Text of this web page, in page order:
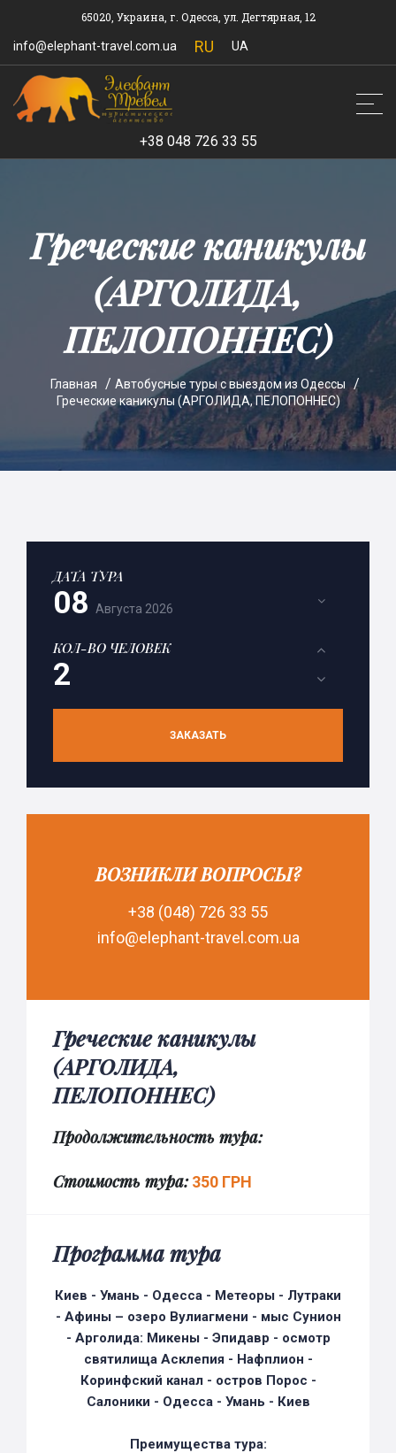
65020, Украина, г. Одесса, ул. Дегтярная, 12
info@elephant-travel.com.ua RU UA
+38 048 726 33 55
Греческие каникулы
(АРГОЛИДА,
ПЕЛОПОННЕС)
Главная
Автобусные туры с выездом из Одессы
Греческие каникулы (АРГОЛИДА, ПЕЛОПОННЕС)
ДАТА ТУРА
08 Августа 2026
КОЛ-ВО ЧЕЛОВЕК
ЗАКАЗАТЬ
ВОЗНИКЛИ ВОПРОСЫ?
+38 (048) 726 33 55
info@elephant-travel.com.ua
Греческие каникулы
(АРГОЛИДА,
ПЕЛОПОННЕС)
Продолжительность тура:
Стоимость тура: 350 ГРН
Программа тура
Киев - Умань - Одесса - Метеоры - Лутраки
- Афины – озеро Вулиагмени - мыс Сунион
- Арголида: Микены - Эпидавр - осмотр
святилища Асклепия - Нафплион -
Коринфский канал - остров Порос -
Салоники - Одесса - Умань - Киев
Преимущества тура: